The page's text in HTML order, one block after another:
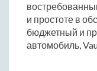
и простоте в
бюджетный и
автомобиль,